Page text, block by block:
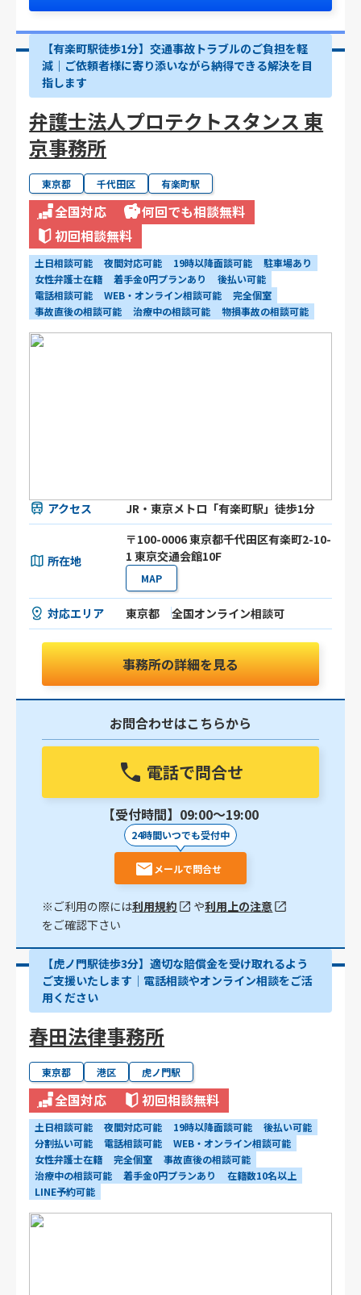
【有楽町駅徒歩1分】交通事故トラブルのご負担を軽
減｜ご依頼者様に寄り添いながら納得できる解決を目
指します
弁護士法人プロテクトスタンス 東
京事務所
東京都 千代田区 有楽町駅
全国対応
何回でも相談無料
初回相談無料
土日相談可能 夜間対応可能 19時以降面談可能
駐車場あり
女性弁護士在籍
着手金0円プランあり
後払い可能
電話相談可能
WEB・オンライン相談可能
完全個室
事故直後の相談可能
治療中の相談可能 物損事故の相談可能
アクセス JR・東京メトロ「有楽町駅」徒歩1分
所在地
〒100-0006 東京都千代田区有楽町2-10-
1 東京交通会館10F
MAP
対応エリア 東京都 全国オンライン相談可
事務所の詳細を見る
お問合わせはこちらから
電話で問合せ
【受付時間】09:00〜19:00
24時間いつでも受付中
メールで問合せ
※ご利用の際には利用規約 や利用上の注意
をご確認下さい
【虎ノ門駅徒歩3分】適切な賠償金を受け取れるよう
ご支援いたします│電話相談やオンライン相談をご活
用ください
春田法律事務所
東京都 港区 虎ノ門駅
全国対応 初回相談無料
土日相談可能 夜間対応可能 19時以降面談可能
後払い可能
分割払い可能
電話相談可能
WEB・オンライン相談可能
女性弁護士在籍
完全個室
事故直後の相談可能
治療中の相談可能
着手金0円プランあり
在籍数10名以上
LINE予約可能